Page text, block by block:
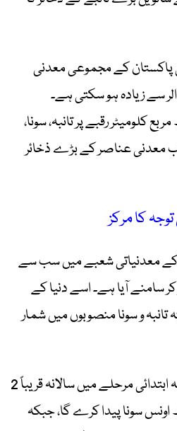
پاکستان کے مجموعی معدنی
6 کھرب ڈالر سے زیادہ ہو سکتی ہے۔
میں قریباً 6 لاکھ مربع کلومیٹر رقبے پر تانبہ، سونا،
معدنی عناصر کے بڑے ذخائر
کا مرکز
معدنیاتی شعبے میں سب سے
سامنے آیا ہے۔ اسے دنیا کے
و سونا منصوبوں میں شمار
تخمینوں کے مطابق منصوبہ ابتدائی مرحلے میں سالانہ قریباً 2
اونس سونا پیدا کرے گا، جبکہ